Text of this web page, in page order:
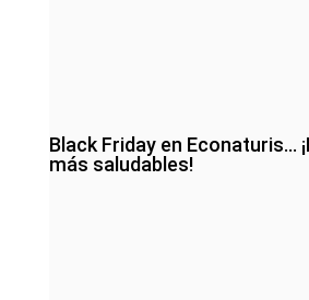
Black Friday en Econaturis…
más saludables!